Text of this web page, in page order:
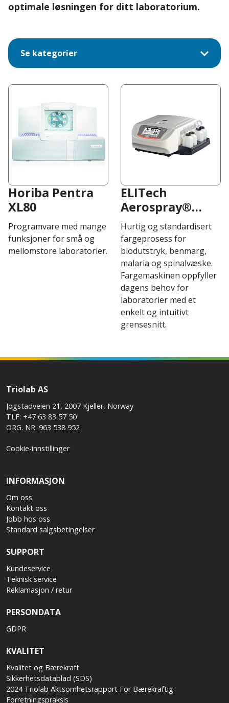
optimale løsningen for ditt laboratorium.
Se kategorier
Horiba Pentra
XL80
Programvare med mange
funksjoner for små og
mellomstore laboratorier.
ELITech
Aerospray®
Hematology Pro
Hurtig og standardisert
fargeprosess for
blodutstryk, benmarg,
malaria og spinalvæske.
Fargemaskinen oppfyller
dagens behov for
laboratorier med et
enkelt og intuitivt
grensesnitt.
Triolab AS
Jogstadveien 21, 2007 Kjeller, Norway
TLF: +47 63 83 57 50
ORG. NR. 963 538 952
Cookie-innstillinger
INFORMASJON
Om oss
Kontakt oss
Jobb hos oss
Standard salgsbetingelser
SUPPORT
Kundeservice
Teknisk service
Reklamasjon / retur
PERSONDATA
GDPR
KVALITET
Kvalitet og Bærekraft
Sikkerhetsdatablad (SDS)
2024 Triolab Aktsomhetsrapport For Bærekraftig
Forretningspraksis